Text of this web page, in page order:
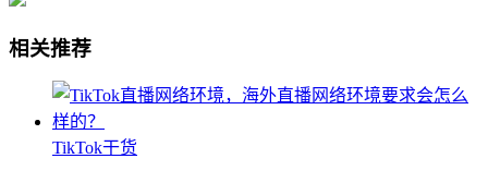
相关推荐
TikTok干货